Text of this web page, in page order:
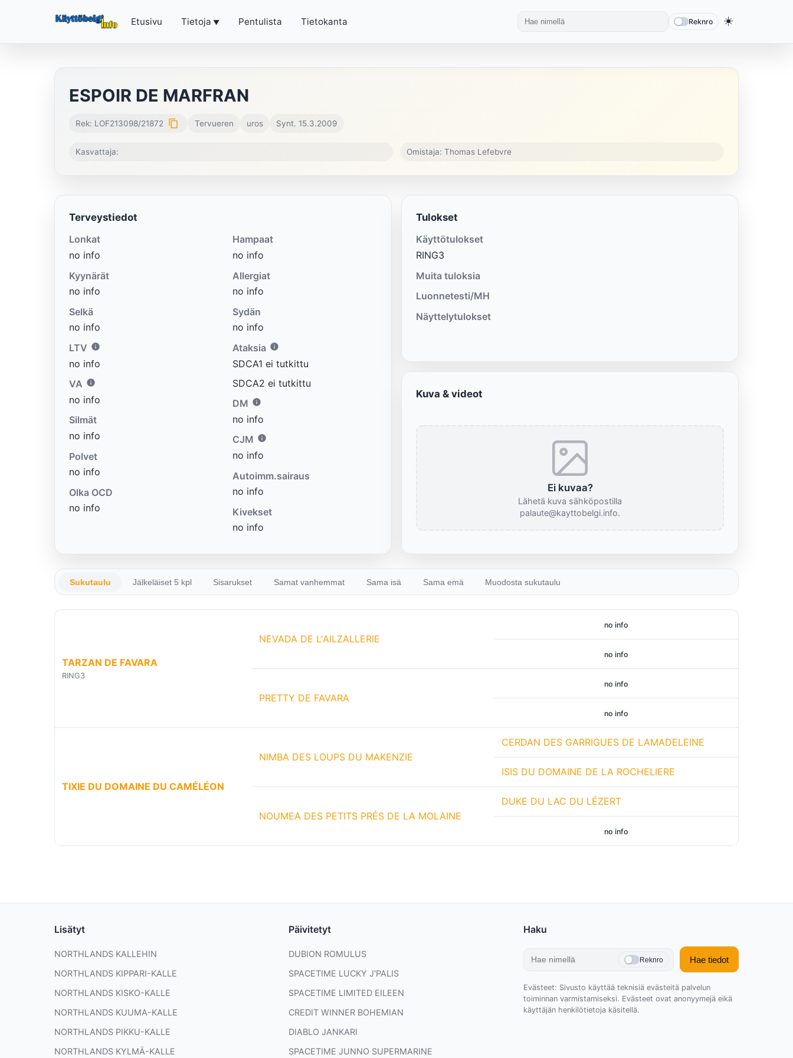
Etusivu Tietoja Pentulista Tietokanta Reknro ☀️
ESPOIR DE MARFRAN
Rek: LOF213098/21872 content_copy Tervueren uros Synt. 15.3.2009
Kasvattaja: Omistaja: Thomas Lefebvre
Terveystiedot
Lonkat
no info
Kyynärät
no info
Selkä
no info
LTV
no info
VA
no info
Silmät
no info
Polvet
no info
Olka OCD
no info
Hampaat
no info
Allergiat
no info
Sydän
no info
Ataksia
SDCA1 ei tutkittu
SDCA2 ei tutkittu
DM
no info
CJM
no info
Autoimm.sairaus
no info
Kivekset
no info
Tulokset
Käyttötulokset
RING3
Muita tuloksia
Luonnetesti/MH
Näyttelytulokset
Kuva & videot
Ei kuvaa?
Lähetä kuva sähköpostilla
palaute@kayttobelgi.info.
Sukutaulu Jälkeläiset 5 kpl Sisarukset Samat vanhemmat Sama isä Sama emä Muodosta sukutaulu
TARZAN DE FAVARA
RING3
NEVADA DE L'AILZALLERIE
no info
no info
PRETTY DE FAVARA
no info
no info
TIXIE DU DOMAINE DU CAMÉLÉON
NIMBA DES LOUPS DU MAKENZIE
CERDAN DES GARRIGUES DE LAMADELEINE
ISIS DU DOMAINE DE LA ROCHELIERE
NOUMEA DES PETITS PRÉS DE LA MOLAINE
DUKE DU LAC DU LÉZERT
no info
Lisätyt
NORTHLANDS KALLEHIN
NORTHLANDS KIPPARI-KALLE
NORTHLANDS KISKO-KALLE
NORTHLANDS KUUMA-KALLE
NORTHLANDS PIKKU-KALLE
NORTHLANDS KYLMÄ-KALLE
Päivitetyt
DUBION ROMULUS
SPACETIME LUCKY J'PALIS
SPACETIME LIMITED EILEEN
CREDIT WINNER BOHEMIAN
DIABLO JANKARI
SPACETIME JUNNO SUPERMARINE
Haku
Reknro Hae tiedot
Evästeet: Sivusto käyttää teknisiä evästeitä palvelun
toiminnan varmistamiseksi. Evästeet ovat anonyymejä eikä
käyttäjän henkilötietoja käsitellä.